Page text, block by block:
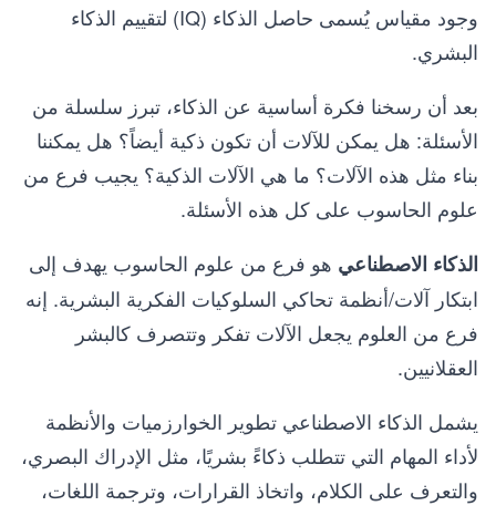
وجود مقياس يُسمى حاصل الذكاء (IQ) لتقييم الذكاء
البشري.
بعد أن رسخنا فكرة أساسية عن الذكاء، تبرز سلسلة من
الأسئلة: هل يمكن للآلات أن تكون ذكية أيضاً؟ هل يمكننا
بناء مثل هذه الآلات؟ ما هي الآلات الذكية؟ يجيب فرع من
علوم الحاسوب على كل هذه الأسئلة.
الذكاء الاصطناعي هو فرع من علوم الحاسوب يهدف إلى
ابتكار آلات/أنظمة تحاكي السلوكيات الفكرية البشرية. إنه
فرع من العلوم يجعل الآلات تفكر وتتصرف كالبشر
العقلانيين.
يشمل الذكاء الاصطناعي تطوير الخوارزميات والأنظمة
لأداء المهام التي تتطلب ذكاءً بشريًا، مثل الإدراك البصري،
والتعرف على الكلام، واتخاذ القرارات، وترجمة اللغات،